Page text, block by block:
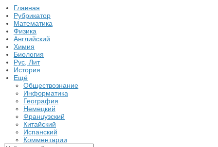
Главная
Рубрикатор
Математика
Физика
Английский
Химия
Биология
Рус, Лит
История
Ещё
Обществознание
Информатика
География
Немецкий
Французский
Китайский
Испанский
Комментарии